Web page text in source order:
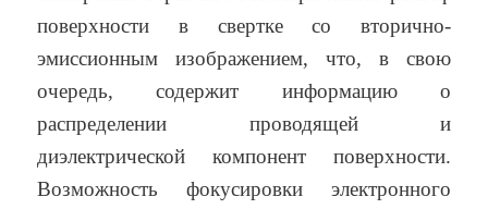
поверхности в свертке со вторично-
эмиссионным изображением, что, в свою
очередь, содержит информацию о
распределении проводящей и
диэлектрической компонент поверхности.
Возможность фокусировки электронного